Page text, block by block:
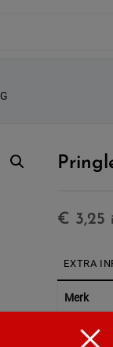
€ 3,25
EXTRA
Merk
Soort